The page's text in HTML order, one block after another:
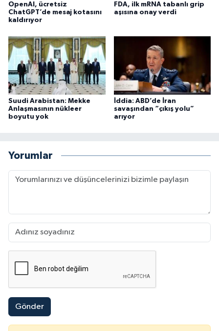
OpenAI, ücretsiz
ChatGPT’de mesaj kotasını
kaldırıyor
FDA, ilk mRNA tabanlı grip
aşısına onay verdi
Suudi Arabistan: Mekke
Anlaşmasının nükleer
boyutu yok
İddia: ABD’de İran
savaşından “çıkış yolu”
arıyor
Yorumlar
Gönder